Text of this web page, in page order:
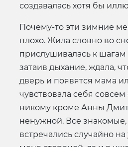
создавалась хотя бы
Почему-то эти зимние
плохо. Жила словно во
прислушивалась к шагам
затаив дыхание, ждала,
дверь и появятся мама
чувствовала себя
никому кроме Анны
ненужной. Все знакомые,
встречались случайно